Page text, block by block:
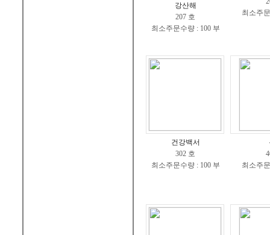
강산해
207 호
최소주문수량 : 100 부
최소주
건강백서
302 호
최소주문수량 : 100 부
최소주